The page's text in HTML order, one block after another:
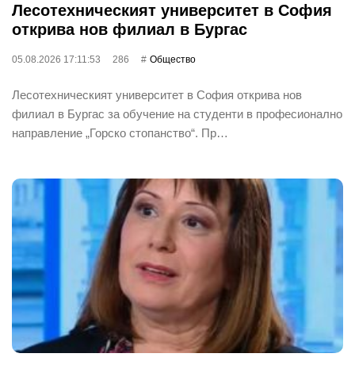
Лесотехническият университет в София
открива нов филиал в Бургас
05.08.2026 17:11:53 286 Общество
Лесотехническият университет в София открива нов
филиал в Бургас за обучение на студенти в професионално
направление „Горско стопанство“. Пр…